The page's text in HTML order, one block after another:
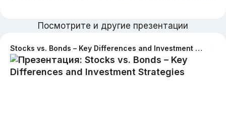
Посмотрите и другие презентации
Stocks vs. Bonds – Key Differences and Investment Strategies